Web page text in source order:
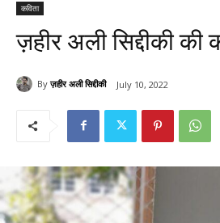
कविता
ज़हीर अली सिद्दीकी की
By ज़हीर अली सिद्दीकी July 10, 2022